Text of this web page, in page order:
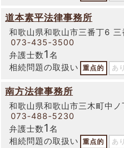
道本素平法律事務所
和歌山県和歌山市三番丁6
073-435-3500
弁護士数1 名
相続問題の取扱い
重点的 あり
南方法律事務所
和歌山県和歌山市三木町中
073-488-5230
弁護士数1 名
相続問題の取扱い
重点的 あり